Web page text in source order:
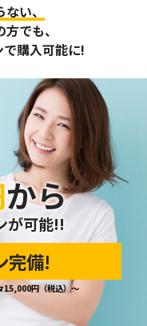
い、
でも、
購入可能に!
から
が可能!!
完備!
15,000円（税込）～